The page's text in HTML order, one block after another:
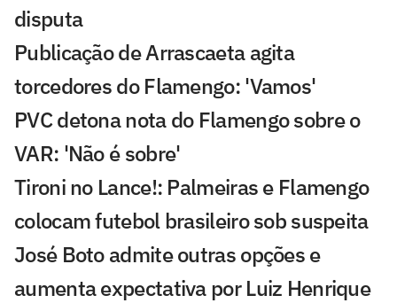
disputa
Publicação de Arrascaeta agita
torcedores do Flamengo: 'Vamos'
PVC detona nota do Flamengo sobre o
VAR: 'Não é sobre'
Tironi no Lance!: Palmeiras e Flamengo
colocam futebol brasileiro sob suspeita
José Boto admite outras opções e
aumenta expectativa por Luiz Henrique